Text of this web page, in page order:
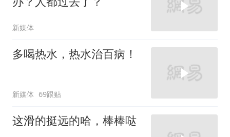
新媒体
多喝热水，热水治百病！
新媒体 69跟贴
这滑的挺远的哈，棒棒哒